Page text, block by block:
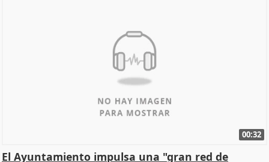
00:32
El Ayuntamiento impulsa una "gran red de